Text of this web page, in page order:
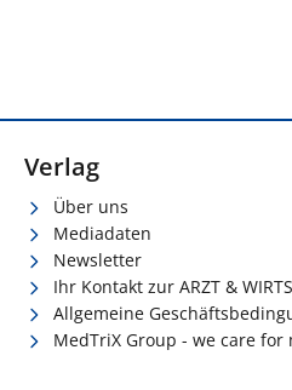
Verlag
Über uns
Mediadaten
Newsletter
Ihr Kontakt zur ARZT &
Allgemeine
MedTriX Group - we care for